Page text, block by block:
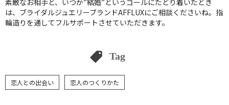
素敵なお相手と、いつか”結婚”というゴールにたどり着いたとき
は、ブライダルジュエリーブランドAFFLUXにご相談くださいね。指
輪造りを通してフルサポートさせていただきます。
Tag
恋人との出会い 恋人のつくりかた